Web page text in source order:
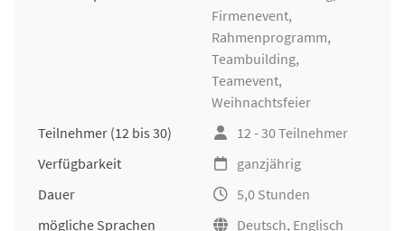
Firmenevent,
Rahmenprogramm,
Teambuilding,
Teamevent,
Weihnachtsfeier
Teilnehmer (12 bis 30)
12 - 30 Teilnehmer
Verfügbarkeit
ganzjährig
Dauer
5,0 Stunden
mögliche Sprachen
Deutsch, Englisch